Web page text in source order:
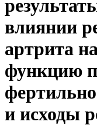
влиянии
артрита
функцию
и исходы